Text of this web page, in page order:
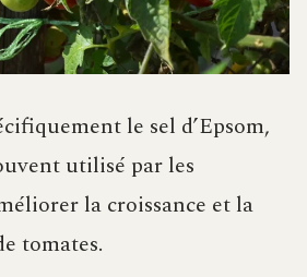
le sel d’Epsom,
utilisé par les
la croissance et la
tomates.